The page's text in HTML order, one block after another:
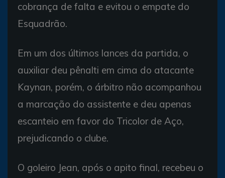
cobrança de falta e evitou o empate do
Esquadrão.
Em um dos últimos lances da partida, o
auxiliar deu pênalti em cima do atacante
Kaynan, porém, o árbitro não acompanhou
a marcação do assistente e deu apenas
escanteio em favor do Tricolor de Aço,
prejudicando o clube.
O goleiro Jean, após o apito final, recebeu o